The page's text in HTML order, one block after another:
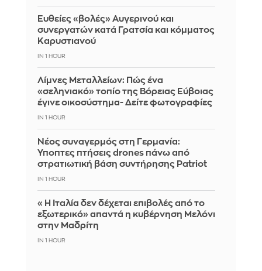
Ευθείες «βολές» Αυγερινού και
συνεργατών κατά Γρατσία και κόμματος
Καρυστιανού
IN 1 HOUR
Λίμνες Μεταλλείων: Πώς ένα
«σεληνιακό» τοπίο της Βόρειας Εύβοιας
έγινε οικοσύστημα- Δείτε φωτογραφίες
IN 1 HOUR
Νέος συναγερμός στη Γερμανία:
Ύποπτες πτήσεις drones πάνω από
στρατιωτική βάση συντήρησης Patriot
IN 1 HOUR
«Η Ιταλία δεν δέχεται επιβολές από το
εξωτερικό» απαντά η κυβέρνηση Μελόνι
στην Μαδρίτη
IN 1 HOUR